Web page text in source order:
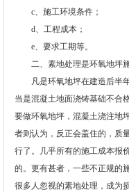
c、施工环境条件；
d、工程成本；
e、要求工期等。
二、素地处理是环氧地坪
凡是环氧地坪在建造后半年
当是混凝土地面浇铸基础不合
要做环氧地坪，混凝土浇注地
者则认为，反正会盖住的，质
行了。几乎所有的施工成本报
的。更有甚者，一些不正规的
很多人忽视的素地处理，成为